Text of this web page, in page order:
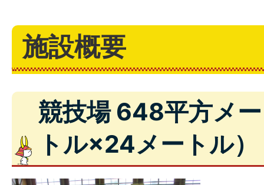
施設概要
競技場 648平方メ
トル×24メートル）